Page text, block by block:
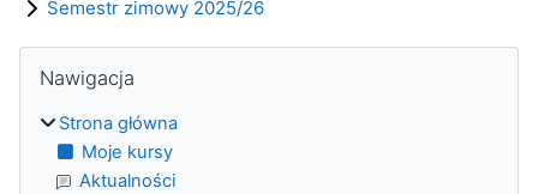
Semestr zimowy 2025/26
Bloki
Nawigacja
Strona główna
Moje kursy
Aktualności